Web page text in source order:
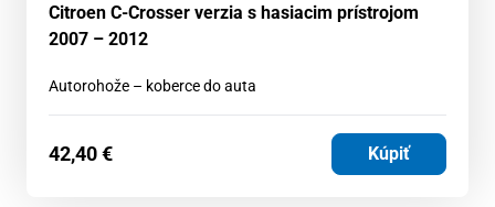
Citroen C-Crosser verzia s hasiacim prístrojom
2007 – 2012
Autorohože – koberce do auta
42,40€ Kúpiť